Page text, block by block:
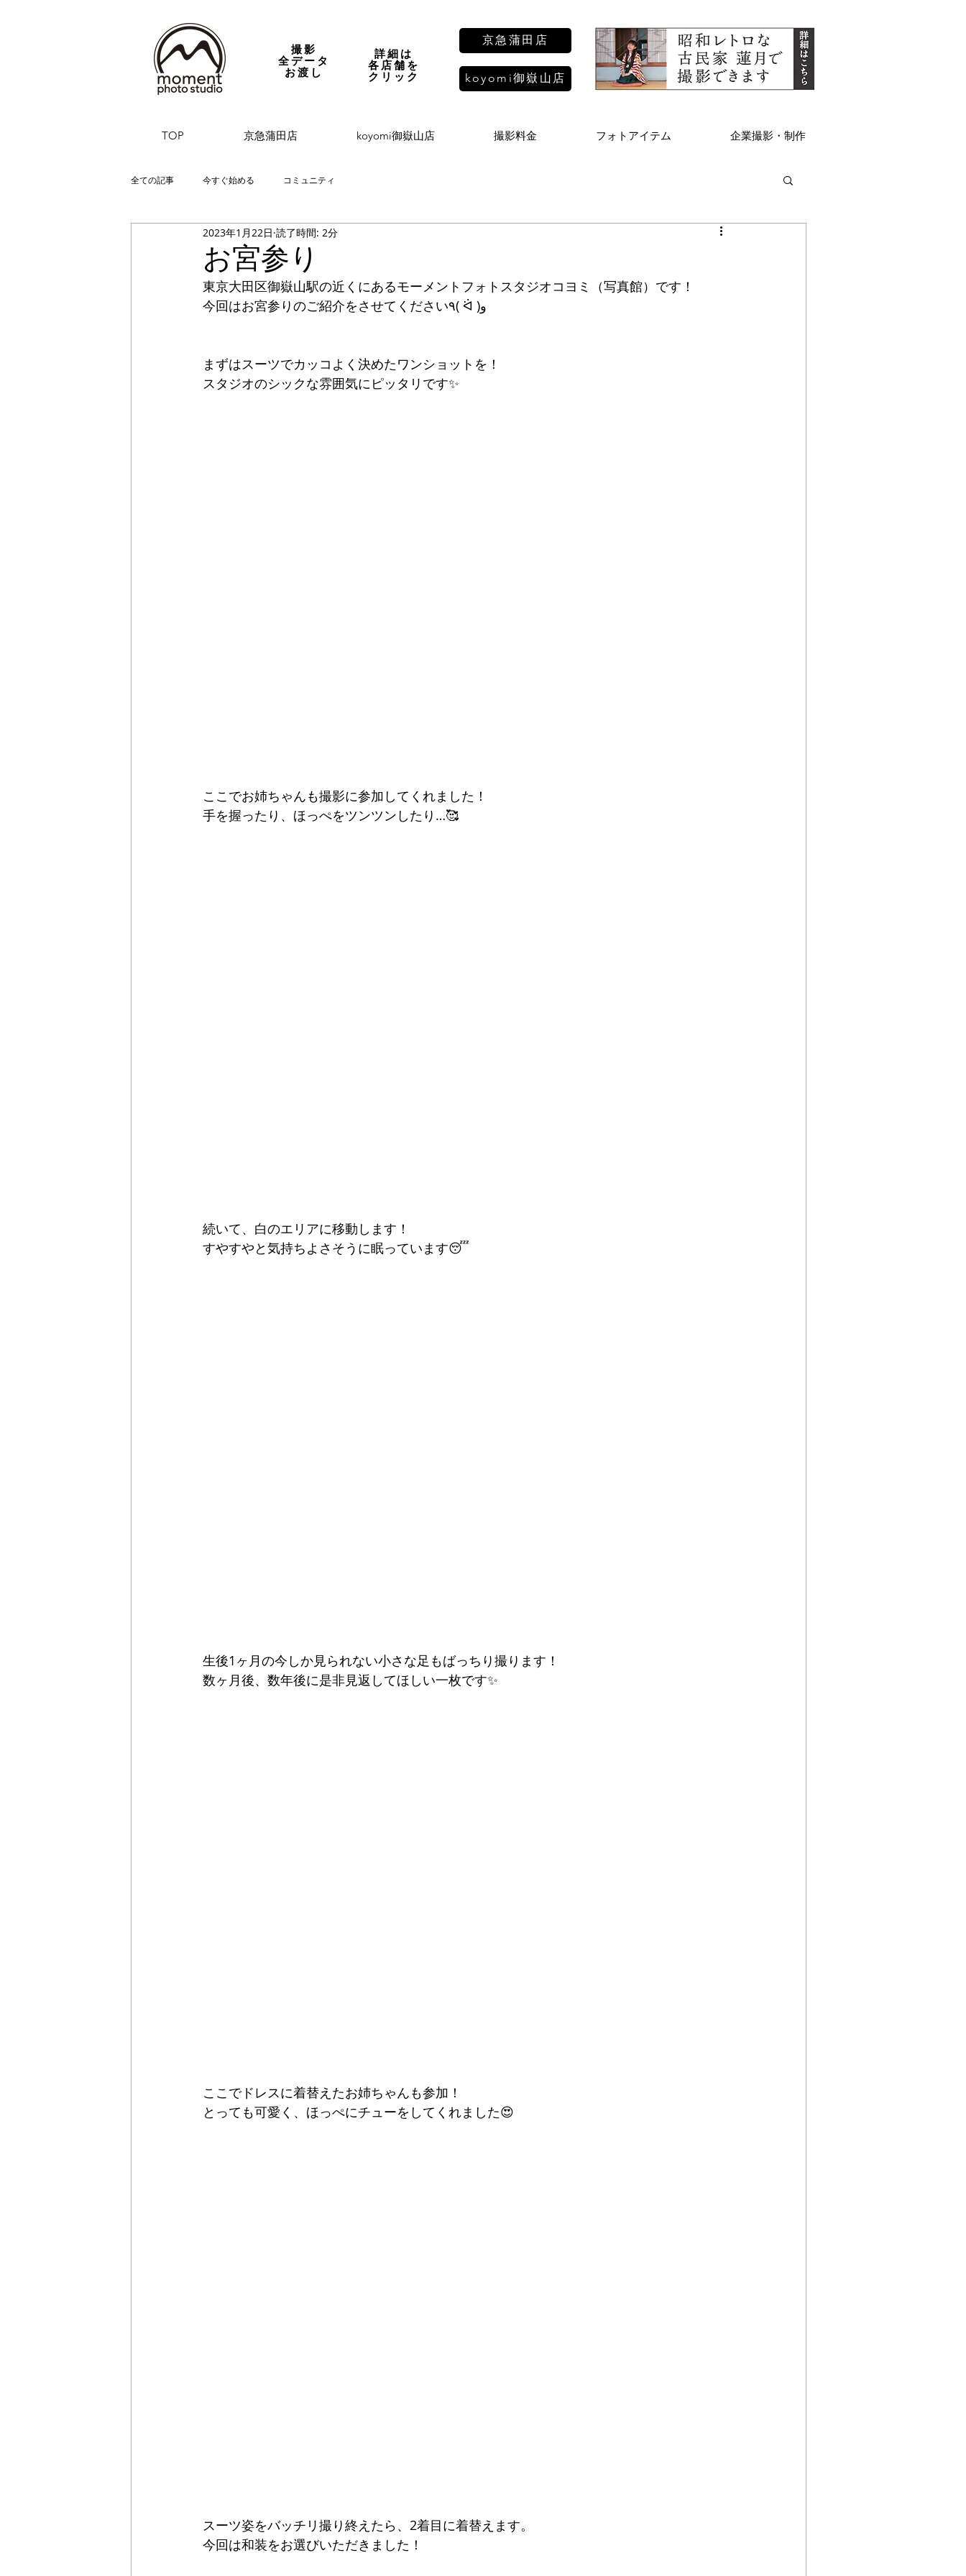
撮影
全データ
お渡し
詳細は
各店舗を
​クリック
京急蒲田店
koyomi御嶽山店
TOP 京急蒲田店 koyomi御嶽山店 撮影料金 フォトアイテム 企業撮影・制作
全ての記事 今すぐ始める コミュニティ
お宮参り
2023年1月22日 読了時間: 2分
東京大田区御嶽山駅の近くにあるモーメントフォトスタジオコヨミ（写真館）です！
今回はお宮参りのご紹介をさせてください٩( ᐛ )و
まずはスーツでカッコよく決めたワンショットを！
スタジオのシックな雰囲気にピッタリです✨
ここでお姉ちゃんも撮影に参加してくれました！
手を握ったり、ほっぺをツンツンしたり…🥰
続いて、白のエリアに移動します！
すやすやと気持ちよさそうに眠っています😴
生後1ヶ月の今しか見られない小さな足もばっちり撮ります！
数ヶ月後、数年後に是非見返してほしい一枚です✨
ここでドレスに着替えたお姉ちゃんも参加！
とっても可愛く、ほっぺにチューをしてくれました😍
スーツ姿をバッチリ撮り終えたら、2着目に着替えます。
今回は和装をお選びいただきました！